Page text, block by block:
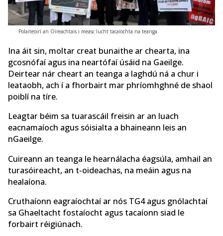
Polaiteoirí an Oireachtais i measc lucht tacaíochta na teanga
Ina áit sin, moltar creat bunaithe ar chearta, ina
gcosnófaí agus ina neartófaí úsáid na Gaeilge.
Deirtear nár cheart an teanga a laghdú ná a chur i
leataobh, ach í a fhorbairt mar phríomhghné de shaol
poiblí na tíre.
Leagtar béim sa tuarascáil freisin ar an luach
eacnamaíoch agus sóisialta a bhaineann leis an
nGaeilge.
Cuireann an teanga le hearnálacha éagsúla, amhail an
turasóireacht, an t-oideachas, na meáin agus na
healaíona.
Cruthaíonn eagraíochtaí ar nós TG4 agus gnólachtaí
sa Ghaeltacht fostaíocht agus tacaíonn siad le
forbairt réigiúnach.